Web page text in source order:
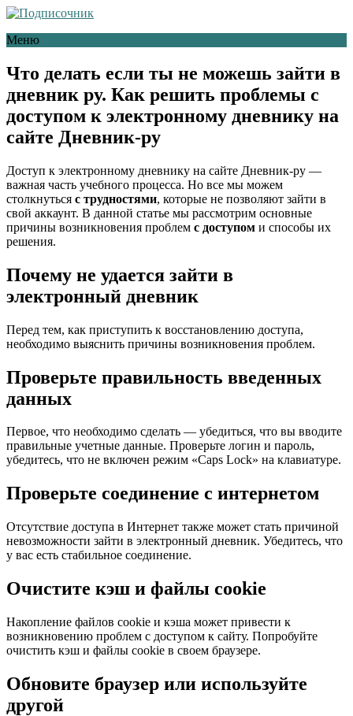
Меню
Что делать если ты не можешь зайти в
дневник ру. Как решить проблемы с
доступом к электронному дневнику на
сайте Дневник-ру
Доступ к электронному дневнику на сайте Дневник-ру —
важная часть учебного процесса. Но все мы можем
столкнуться с трудностями, которые не позволяют зайти в
свой аккаунт. В данной статье мы рассмотрим основные
причины возникновения проблем с доступом и способы их
решения.
Почему не удается зайти в
электронный дневник
Перед тем, как приступить к восстановлению доступа,
необходимо выяснить причины возникновения проблем.
Проверьте правильность введенных
данных
Первое, что необходимо сделать — убедиться, что вы вводите
правильные учетные данные. Проверьте логин и пароль,
убедитесь, что не включен режим «Caps Lock» на клавиатуре.
Проверьте соединение с интернетом
Отсутствие доступа в Интернет также может стать причиной
невозможности зайти в электронный дневник. Убедитесь, что
у вас есть стабильное соединение.
Очистите кэш и файлы cookie
Накопление файлов cookie и кэша может привести к
возникновению проблем с доступом к сайту. Попробуйте
очистить кэш и файлы cookie в своем браузере.
Обновите браузер или используйте
другой